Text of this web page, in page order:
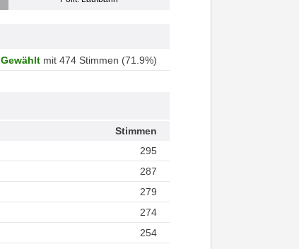
Gewähltmit 474 Stimmen (71.9%)
Stimmen
295
287
279
274
254